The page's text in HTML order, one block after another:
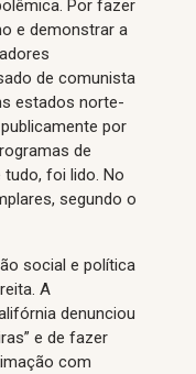
Por fazer
e demonstrar a
de comunista
estados norte-
por
de
tudo, foi lido. No
segundo o
social e política
A
denunciou
e de fazer
com